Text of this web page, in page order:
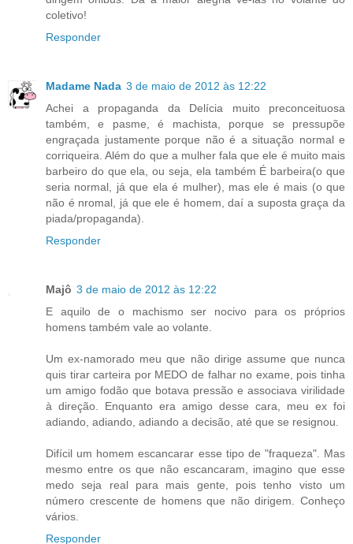
coletivo!
Responder
Madame Nada 3 de maio de 2012 às 12:22
Achei a propaganda da Delícia muito preconceituosa
também, e pasme, é machista, porque se pressupõe
engraçada justamente porque não é a situação normal e
corriqueira. Além do que a mulher fala que ele é muito mais
barbeiro do que ela, ou seja, ela também É barbeira(o que
seria normal, já que ela é mulher), mas ele é mais (o que
não é nromal, já que ele é homem, daí a suposta graça da
piada/propaganda).
Responder
Majô 3 de maio de 2012 às 12:22
E aquilo de o machismo ser nocivo para os próprios
homens também vale ao volante.
Um ex-namorado meu que não dirige assume que nunca
quis tirar carteira por MEDO de falhar no exame, pois tinha
um amigo fodão que botava pressão e associava virilidade
à direção. Enquanto era amigo desse cara, meu ex foi
adiando, adiando, adiando a decisão, até que se resignou.
Difícil um homem escancarar esse tipo de "fraqueza". Mas
mesmo entre os que não escancaram, imagino que esse
medo seja real para mais gente, pois tenho visto um
número crescente de homens que não dirigem. Conheço
vários.
Responder